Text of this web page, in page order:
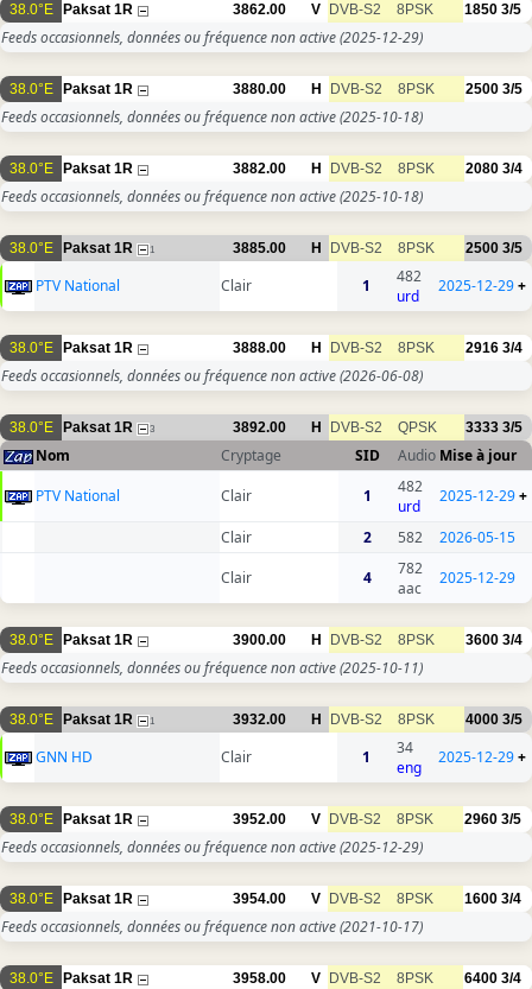
38.0°E Paksat 1R 3862.00 V DVB-S2 8PSK 1850 3/5
Feeds occasionnels, données ou fréquence non active(2025-12-29)
38.0°E Paksat 1R 3880.00 H DVB-S2 8PSK 2500 3/5
Feeds occasionnels, données ou fréquence non active(2025-10-18)
38.0°E Paksat 1R 3882.00 H DVB-S2 8PSK 2080 3/4
Feeds occasionnels, données ou fréquence non active(2025-10-18)
38.0°E Paksat 1R 1 3885.00 H DVB-S2 8PSK 2500 3/5
PTV National Clair 1
482
urd
2025-12-29+
38.0°E Paksat 1R 3888.00 H DVB-S2 8PSK 2916 3/4
Feeds occasionnels, données ou fréquence non active(2026-06-08)
38.0°E Paksat 1R 3 3892.00 H DVB-S2 QPSK 3333 3/5
Nom Cryptage SID Audio Mise à jour
PTV National
Clair 1
482
urd
2025-12-29+
Clair 2 582
2026-05-15
Clair
4
782
aac
2025-12-29
38.0°E Paksat 1R 3900.00 H DVB-S2 8PSK 3600 3/4
Feeds occasionnels, données ou fréquence non active(2025-10-11)
38.0°E Paksat 1R 1 3932.00 H DVB-S2 8PSK 4000 3/5
GNN HD Clair 1
34
eng
2025-12-29+
38.0°E Paksat 1R 3952.00 V DVB-S2 8PSK 2960 3/5
Feeds occasionnels, données ou fréquence non active(2025-12-29)
38.0°E Paksat 1R 3954.00 V DVB-S2 8PSK 1600 3/4
Feeds occasionnels, données ou fréquence non active(2021-10-17)
38.0°E Paksat 1R 3958.00 V DVB-S2 8PSK 6400 3/4